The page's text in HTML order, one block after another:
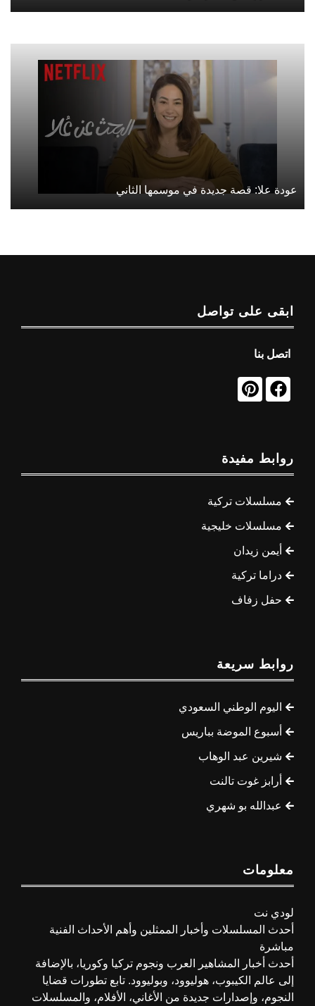
عودة علا: قصة جديدة في موسمها الثاني
ابقى على تواصل
اتصل بنا
روابط مفيدة
مسلسلات تركية
مسلسلات خليجية
أيمن زيدان
دراما تركية
حفل زفاف
روابط سريعة
اليوم الوطني السعودي
أسبوع الموضة بباريس
شيرين عبد الوهاب
أرابز غوت تالنت
عبدالله بو شهري
معلومات
لودي نت
أحدث المسلسلات وأخبار الممثلين وأهم الأحداث الفنية
مباشرة
أحدث أخبار المشاهير العرب ونجوم تركيا وكوريا، بالإضافة
إلى عالم الكيبوب، هوليوود، وبوليوود. تابع تطورات قضايا
النجوم، وإصدارات جديدة من الأغاني، الأفلام، والمسلسلات